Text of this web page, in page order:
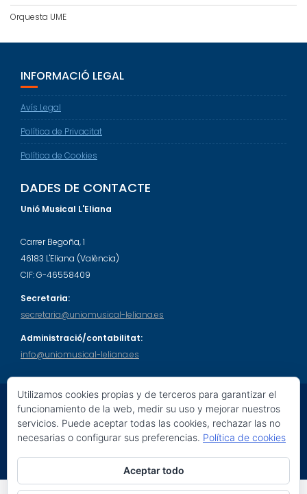
Orquesta UME
INFORMACIÓ LEGAL
Avís Legal
Política de Privacitat
Política de Cookies
DADES DE CONTACTE
Unió Musical L'Eliana
Carrer Begoña, 1
46183 L'Eliana (València)
CIF: G-46558409
Secretaria:
secretaria@uniomusical-leliana.es
Administració/contabilitat:
info@uniomusical-leliana.es
© 2026 Unió Musical L'Eliana. Tots els drets reservats.
Education Base porAcme Themes
Social Share Buttons and Iconspowered by Ultimatelysocial
Utilizamos cookies propias y de terceros para garantizar el
funcionamiento de la web, medir su uso y mejorar nuestros
servicios. Puede aceptar todas las cookies, rechazar las no
necesarias o configurar sus preferencias. Política de cookies
Aceptar todo